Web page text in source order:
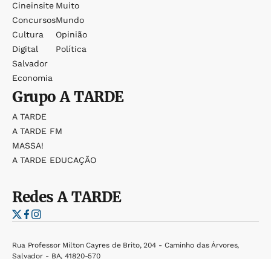
Cineinsite
Concursos
Cultura
Digital
Salvador
Economia
Muito
Mundo
Opinião
Política
GrupoA TARDE
A TARDE
A TARDE FM
MASSA!
A TARDE EDUCAÇÃO
RedesA TARDE
Rua Professor Milton Cayres de Brito, 204 - Caminho das Árvores,
Salvador - BA, 41820-570